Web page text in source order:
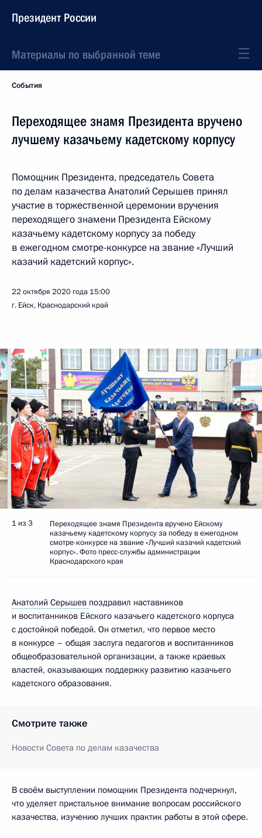
Президент России
Материалы по выбранной теме
События
Переходящее знамя Президента вручено
лучшему казачьему кадетскому корпусу
Помощник Президента, председатель Совета
по делам казачества Анатолий Серышев принял
участие в торжественной церемонии вручения
переходящего знамени Президента Ейскому
казачьему кадетскому корпусу за победу
в ежегодном смотре-конкурсе на звание «Лучший
казачий кадетский корпус».
22 октября 2020 года 15:00
г. Ейск, Краснодарский край
1 из 3
Переходящее знамя Президента вручено Ейскому
казачьему кадетскому корпусу за победу в ежегодном
смотре-конкурсе на звание «Лучший казачий кадетский
корпус». Фото пресс-службы администрации
Краснодарского края
Анатолий Серышев поздравил наставников
и воспитанников Ейского казачьего кадетского корпуса
с достойной победой. Он отметил, что первое место
в конкурсе – общая заслуга педагогов и воспитанников
общеобразовательной организации, а также краевых
властей, оказывающих поддержку развитию казачьего
кадетского образования.
Смотрите также
Новости Совета по делам казачества
В своём выступлении помощник Президента подчеркнул,
что уделяет пристальное внимание вопросам российского
казачества, изучению лучших практик работы в этой сфере.